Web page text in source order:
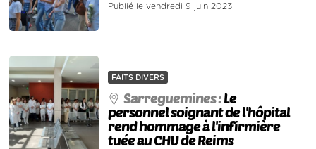
Publié le vendredi 9 juin 2023
FAITS DIVERS
Sarreguemines :Le
personnel soignant de l'hôpital
rend hommage à l'infirmière
tuée au CHU de Reims